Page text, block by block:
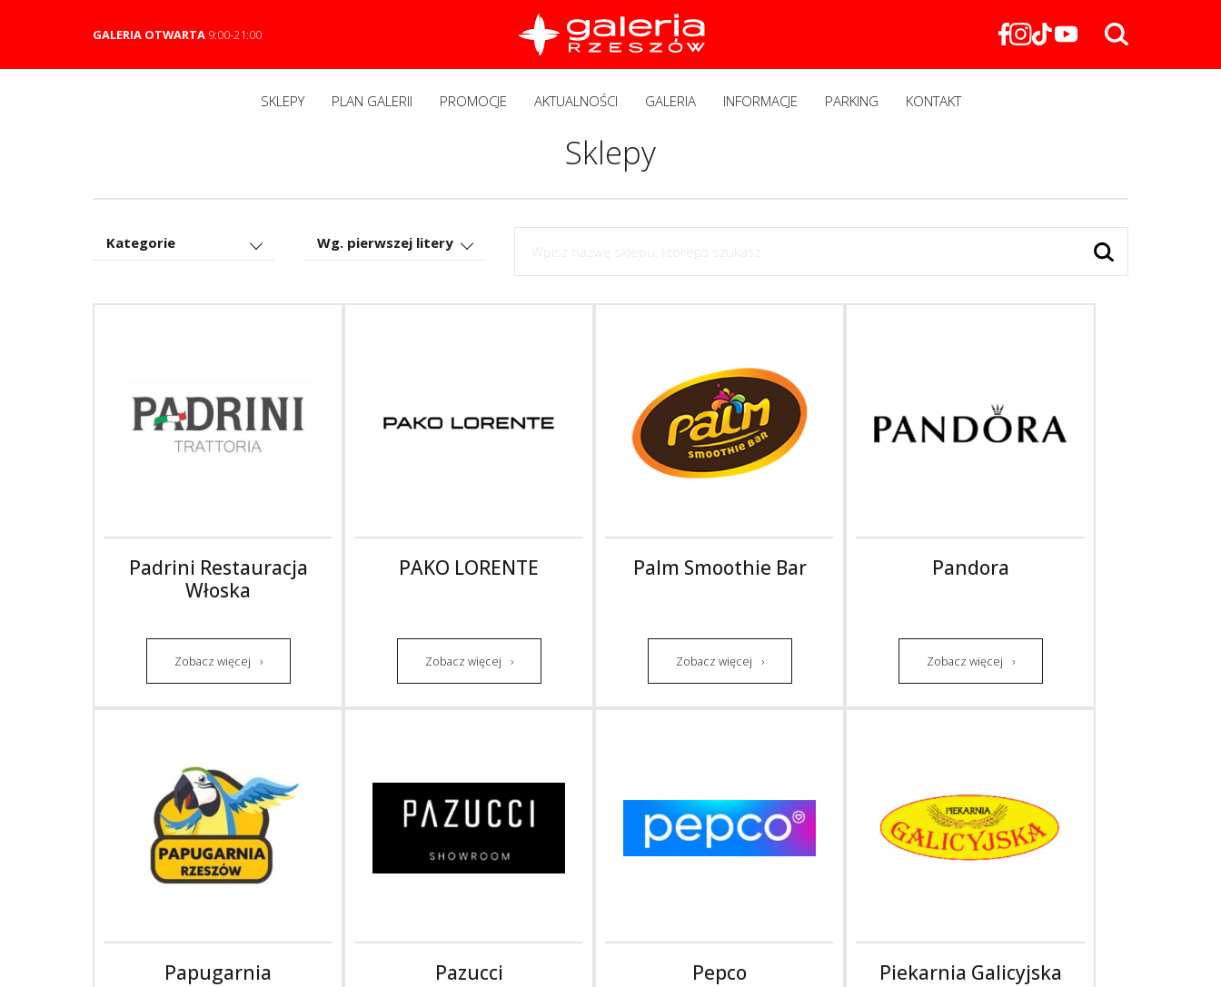
GALERIA OTWARTA 9:00-21:00
SKLEPY PLAN GALERII PROMOCJE AKTUALNOŚCI GALERIA INFORMACJE PARKING KONTAKT
Sklepy
Kategorie Wg. pierwszej litery
Padrini Restauracja
Włoska
Zobacz więcej
PAKO LORENTE
Zobacz więcej
Palm Smoothie Bar
Zobacz więcej
Pandora
Zobacz więcej
Papugarnia Pazucci Pepco Piekarnia Galicyjska